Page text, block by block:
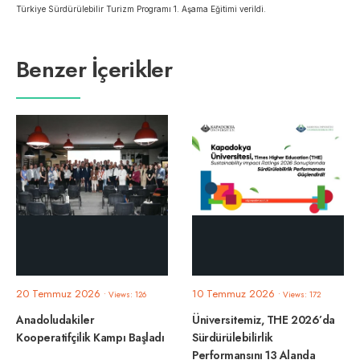
Türkiye Sürdürülebilir Turizm Programı 1. Aşama Eğitimi verildi.
Benzer İçerikler
20 Temmuz 2026 • Views: 126
Anadoludakiler
Kooperatifçilik Kampı Başladı
10 Temmuz 2026 • Views: 172
Üniversitemiz, THE 2026’da
Sürdürülebilirlik
Performansını 13 Alanda